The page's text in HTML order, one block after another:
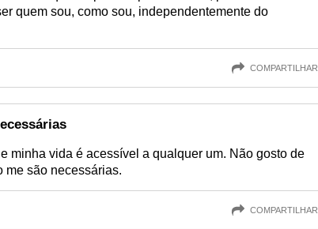
quem sou, como sou, independentemente do
COMPARTILHAR
minha vida é acessível a qualquer um. Não gosto de
me são necessárias.
COMPARTILHAR